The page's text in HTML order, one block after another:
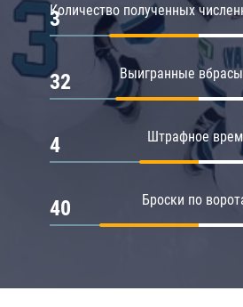
Количество полученных
3
Выигранные
32
Штрафное
4
Броски по
40